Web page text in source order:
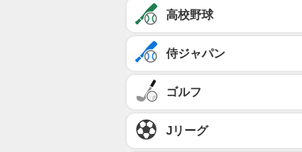
高校野球
侍ジャパン
ゴルフ
Jリーグ